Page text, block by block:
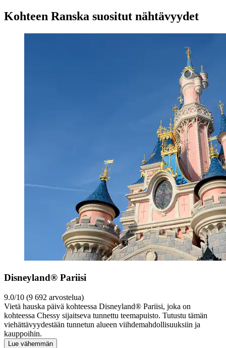
Kohteen Ranska suositut nähtävyydet
Disneyland® Pariisi
9.0/10 (9 692 arvostelua)
Vietä hauska päivä kohteessa Disneyland® Pariisi, joka on
kohteessa Chessy sijaitseva tunnettu teemapuisto. Tutustu tämän
viehättävyydestään tunnetun alueen viihdemahdollisuuksiin ja
kauppoihin.
Lue vähemmän